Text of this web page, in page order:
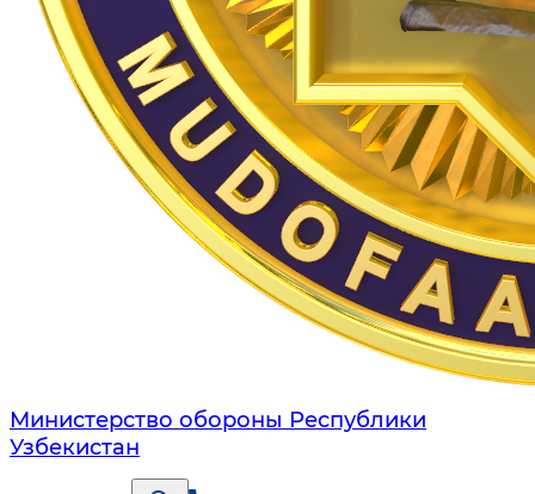
Министерство обороны Республики
Узбекистан